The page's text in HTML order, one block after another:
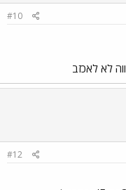
#10
לא לאכזב
#12